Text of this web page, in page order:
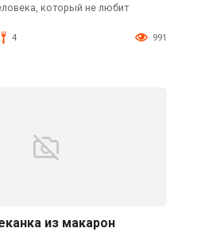
который не любит
4 991
из макарон